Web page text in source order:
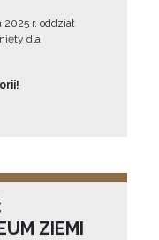
r. oddział
dla
ZIEMI